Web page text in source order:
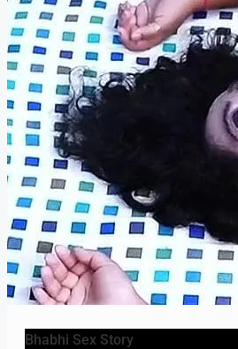
Bhabhi Sex Story